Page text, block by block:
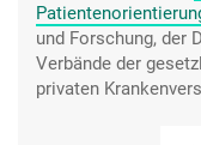
und Forschung, der
Verbände der
privaten